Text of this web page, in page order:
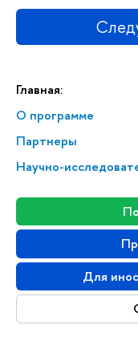
Главная:
О программе
Партнеры
Научно-
Для